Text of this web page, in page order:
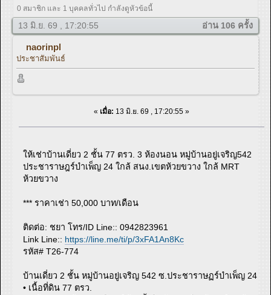
0 สมาชิก และ 1 บุคคลทั่วไป กำลังดูหัวข้อนี้
13 มิ.ย. 69 , 17:20:55 อ่าน 106 ครั้ง
naorinpl
ประชาสัมพันธ์
« เมื่อ: 13 มิ.ย. 69 , 17:20:55 »
ให้เช่าบ้านเดี่ยว 2 ชั้น 77 ตรว. 3 ห้องนอน หมู่บ้านอยู่เจริญ542
ประชาราษฎร์บำเพ็ญ 24 ใกล้ สนง.เขตห้วยขวาง ใกล้ MRT
ห้วยขวาง
*** ราคาเช่า 50,000 บาท/เดือน
ติดต่อ: ชยา โทร/ID Line:: 0942823961
Link Line:: https://line.me/ti/p/3xFA1An8Kc
รหัส# T26-774
บ้านเดี่ยว 2 ชั้น หมู่บ้านอยู่เจริญ 542 ซ.ประชาราษฏร์บำเพ็ญ 24
• เนื้อที่ดิน 77 ตรว.